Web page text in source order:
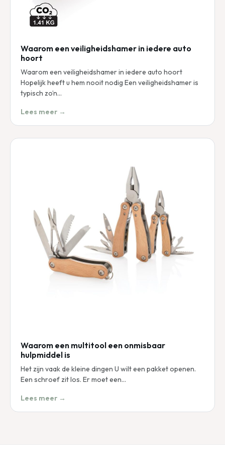
Waarom een veiligheidshamer in iedere auto
hoort
Waarom een veiligheidshamer in iedere auto hoort
Hopelijk heeft u hem nooit nodig Een veiligheidshamer is
typisch zo’n…
Lees meer →
Waarom een multitool een onmisbaar
hulpmiddel is
Het zijn vaak de kleine dingen U wilt een pakket openen.
Een schroef zit los. Er moet een…
Lees meer →